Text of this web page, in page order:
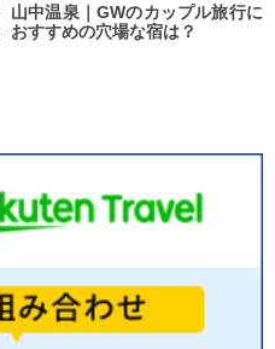
山中温泉｜GWのカップル旅行に
おすすめの穴場な宿は？